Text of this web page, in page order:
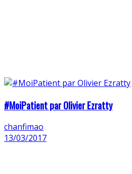
#MoiPatient par Olivier Ezratty
chanfimao
13/03/2017